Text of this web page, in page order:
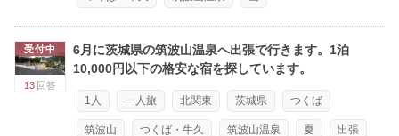
受付中
13 回答
6月に茨城県の筑波山温泉へ出張で行きます。1泊
10,000円以下の格安な宿を探しています。
1人 一人旅 北関東 茨城県 つくば
筑波山 つくば・牛久 筑波山温泉 夏 出張